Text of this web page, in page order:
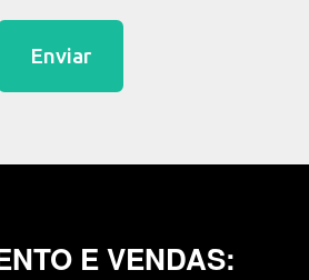
Enviar
E VENDAS: